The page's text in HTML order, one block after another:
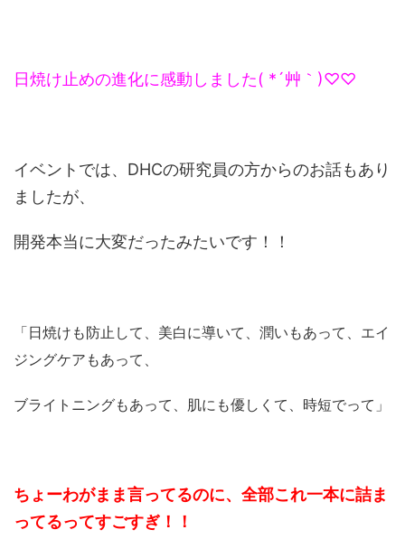
日焼け止めの進化に感動しました( *´艸｀)♡♡
イベントでは、DHCの研究員の方からのお話もあり
ましたが、
開発本当に大変だったみたいです！！
「日焼けも防止して、美白に導いて、潤いもあって、エイ
ジングケアもあって、
ブライトニングもあって、肌にも優しくて、時短でって」
ちょーわがまま言ってるのに、全部これ一本に詰ま
ってるってすごすぎ！！